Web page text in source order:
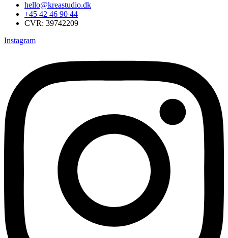
hello@kreastudio.dk
+45 42 46 90 44
CVR: 39742209
Instagram